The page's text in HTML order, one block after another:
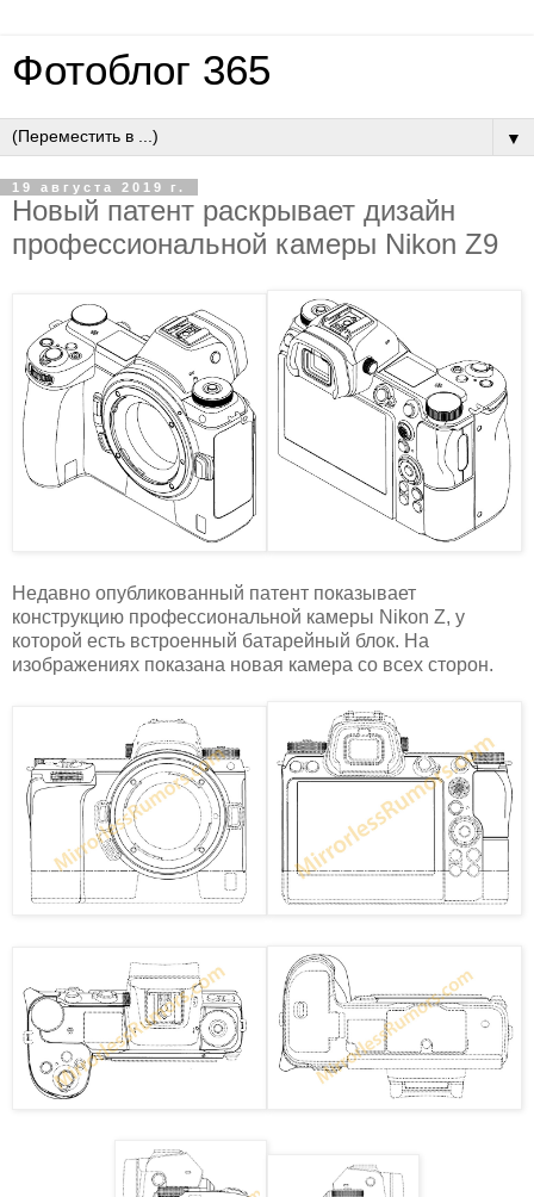
Фотоблог 365
▼
19 августа 2019 г.
Новый патент раскрывает дизайн
профессиональной камеры Nikon Z9
Недавно опубликованный патент показывает
конструкцию профессиональной камеры Nikon Z, у
которой есть встроенный батарейный блок. На
изображениях показана новая камера со всех сторон.